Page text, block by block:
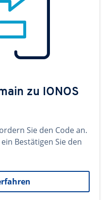
zu IONOS
Sie den Code an.
Bestätigen Sie den